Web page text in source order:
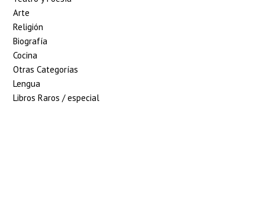
Arte
Religión
Biografía
Cocina
Otras Categorías
Lengua
Libros Raros / especial